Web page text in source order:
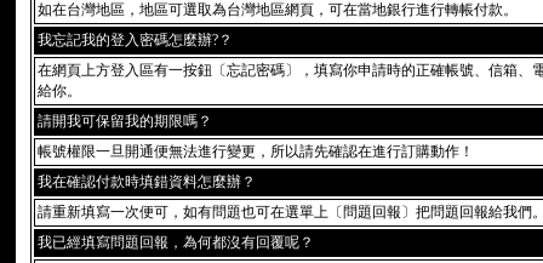
如在台灣地區，地區可選取為台灣地區網頁，可在當地銀行進行轉帳付款。
我忘記我的登入密碼怎麼辦?？
在網頁上方登入區有一按鈕〔忘記密碼〕，填寫你申請時的正確帳號、信箱、
給你。
請開我可保留我的期限嗎？
帳號權限一旦開通便無法進行變更，所以請先確認在進行訂購動作！
我在確認付款時填錯資料怎麼辦？
請重新填寫一次便可，如有問題也可在選單上〔問題回報〕把問題回報給我們
我已經填寫問題回報，為何都沒有回覆呢？